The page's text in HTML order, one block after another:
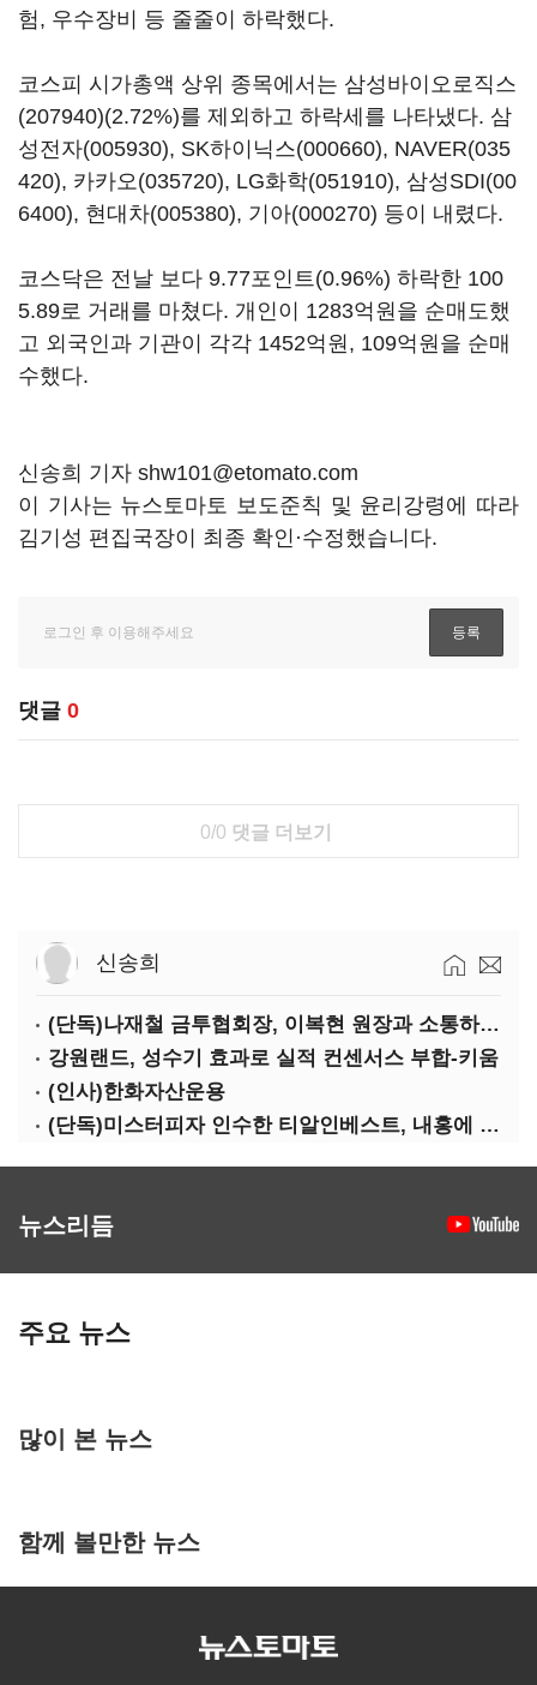
험, 우수장비 등 줄줄이 하락했다.
코스피 시가총액 상위 종목에서는 삼성바이오로직스
(207940)(2.72%)를 제외하고 하락세를 나타냈다. 삼
성전자(005930), SK하이닉스(000660), NAVER(035
420), 카카오(035720), LG화학(051910), 삼성SDI(00
6400), 현대차(005380), 기아(000270) 등이 내렸다.
코스닥은 전날 보다 9.77포인트(0.96%) 하락한 100
5.89로 거래를 마쳤다. 개인이 1283억원을 순매도했
고 외국인과 기관이 각각 1452억원, 109억원을 순매
수했다.
신송희 기자 shw101@etomato.com
이 기사는 뉴스토마토 보도준칙 및 윤리강령에 따라
김기성 편집국장이 최종 확인·수정했습니다.
댓글 0
0/0 댓글 더보기
신송희
(단독)나재철 금투협회장, 이복현 원장과 소통하는 사이?
강원랜드, 성수기 효과로 실적 컨센서스 부합-키움
(인사)한화자산운용
(단독)미스터피자 인수한 티알인베스트, 내홍에 무너진 멜파스 인수전 참여
뉴스리듬
주요 뉴스
많이 본 뉴스
함께 볼만한 뉴스